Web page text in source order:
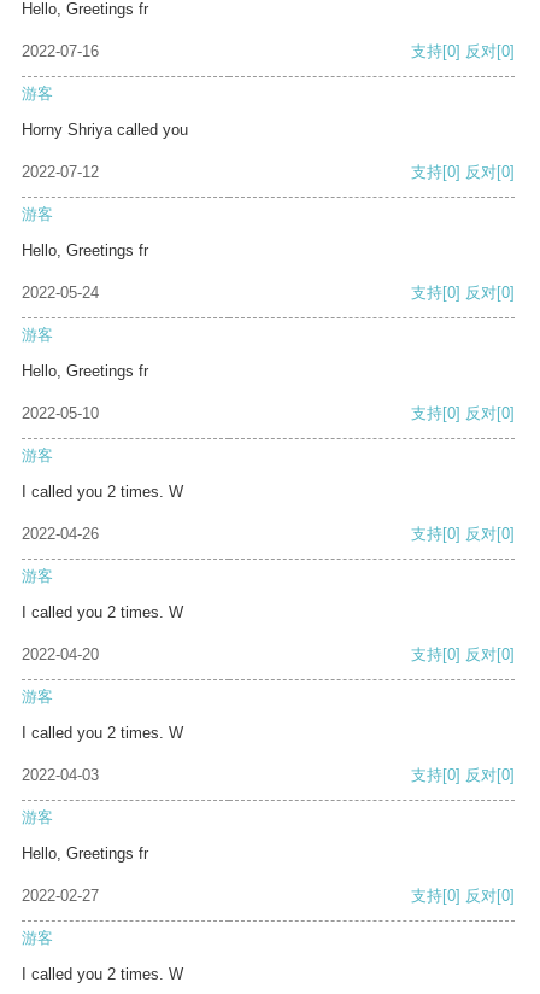
Hello, Greetings fr
2022-07-16 支持[0] 反对[0]
游客
Horny Shriya called you
2022-07-12 支持[0] 反对[0]
游客
Hello, Greetings fr
2022-05-24 支持[0] 反对[0]
游客
Hello, Greetings fr
2022-05-10 支持[0] 反对[0]
游客
I called you 2 times. W
2022-04-26 支持[0] 反对[0]
游客
I called you 2 times. W
2022-04-20 支持[0] 反对[0]
游客
I called you 2 times. W
2022-04-03 支持[0] 反对[0]
游客
Hello, Greetings fr
2022-02-27 支持[0] 反对[0]
游客
I called you 2 times. W